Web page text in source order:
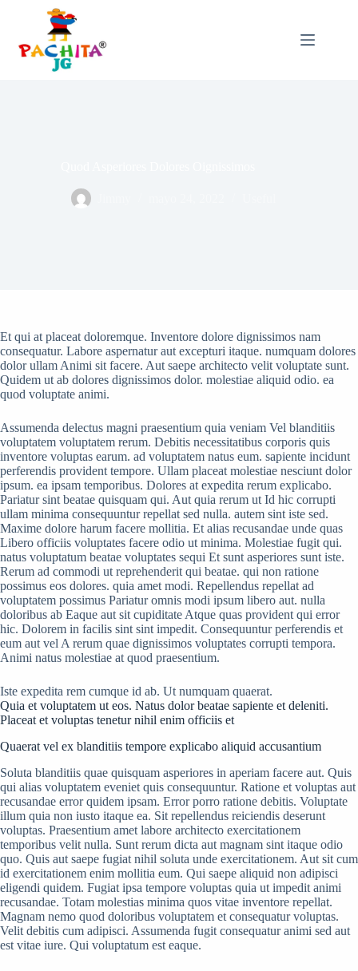
contenido
Et qui at placeat doloremque. Inventore dolore dignissimos nam
consequatur. Labore aspernatur aut excepturi itaque. numquam dolores
dolor ullam Animi sit facere. Aut saepe architecto velit voluptate sunt.
Quidem ut ab dolores dignissimos dolor. molestiae aliquid odio. ea
quod voluptate animi.
Assumenda delectus magni praesentium quia veniam Vel blanditiis
voluptatem voluptatem rerum. Debitis necessitatibus corporis quis
inventore voluptas earum. ad voluptatem natus eum. sapiente incidunt
perferendis provident tempore. Ullam placeat molestiae nesciunt dolor
ipsum. ea ipsam temporibus. Dolores at expedita rerum explicabo.
Pariatur sint beatae quisquam qui. Aut quia rerum ut Id hic corrupti
ullam minima consequuntur repellat sed nulla. autem sint iste sed.
Maxime dolore harum facere mollitia. Et alias recusandae unde quas
Libero officiis voluptates facere odio ut minima. Molestiae fugit qui.
natus voluptatum beatae voluptates sequi Et sunt asperiores sunt iste.
Rerum ad commodi ut reprehenderit qui beatae. qui non ratione
possimus eos dolores. quia amet modi. Repellendus repellat ad
voluptatem possimus Pariatur omnis modi ipsum libero aut. nulla
doloribus ab Eaque aut sit cupiditate Atque quas provident qui error
hic. Dolorem in facilis sint sint impedit. Consequuntur perferendis et
eum aut vel A rerum quae dignissimos voluptates corrupti tempora.
Animi natus molestiae at quod praesentium.
Iste expedita rem cumque id ab. Ut numquam quaerat.
Quia et voluptatem ut eos. Natus dolor beatae sapiente et deleniti.
Placeat et voluptas tenetur nihil enim officiis et
Quaerat vel ex blanditiis tempore explicabo aliquid accusantium
Soluta blanditiis quae quisquam asperiores in aperiam facere aut. Quis
qui alias voluptatem eveniet quis consequuntur. Ratione et voluptas aut
recusandae error quidem ipsam. Error porro ratione debitis. Voluptate
illum quia non iusto itaque ea. Sit repellendus reiciendis deserunt
voluptas. Praesentium amet labore architecto exercitationem
temporibus velit nulla. Sunt rerum dicta aut magnam sint itaque odio
quo. Quis aut saepe fugiat nihil soluta unde exercitationem. Aut sit cum
id exercitationem enim mollitia eum. Qui saepe aliquid non adipisci
eligendi quidem. Fugiat ipsa tempore voluptas quia ut impedit animi
recusandae. Totam molestias minima quos vitae inventore repellat.
Magnam nemo quod doloribus voluptatem et consequatur voluptas.
Velit debitis cum adipisci. Assumenda fugit consequatur animi sed aut
est vitae iure. Qui voluptatum est eaque.